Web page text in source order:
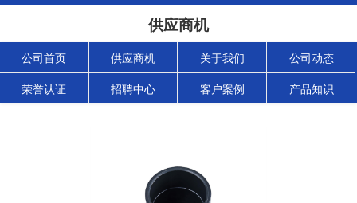
供应商机
公司首页 供应商机 关于我们 公司动态
荣誉认证 招聘中心 客户案例 产品知识